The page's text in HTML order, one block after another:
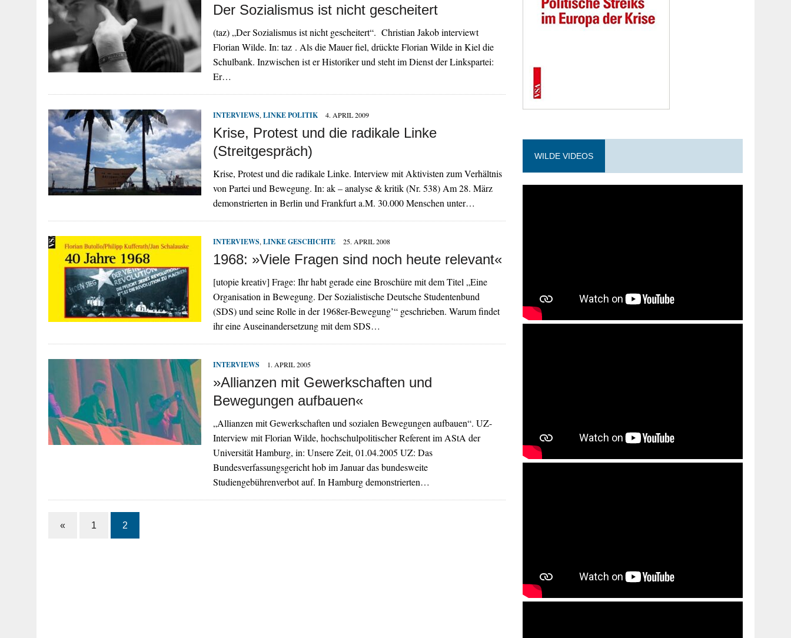
Der Sozialismus ist nicht gescheitert
(taz) „Der Sozialismus ist nicht gescheitert“. Christian Jakob interviewt
Florian Wilde. In: taz . Als die Mauer fiel, drückte Florian Wilde in Kiel die
Schulbank. Inzwischen ist er Historiker und steht im Dienst der Linkspartei:
Er…
INTERVIEWS, LINKE POLITIK 4. APRIL 2009
Krise, Protest und die radikale Linke
(Streitgespräch)
Krise, Protest und die radikale Linke. Interview mit Aktivisten zum Verhältnis
von Partei und Bewegung. In: ak – analyse & kritik (Nr. 538) Am 28. März
demonstrierten in Berlin und Frankfurt a.M. 30.000 Menschen unter…
INTERVIEWS, LINKE GESCHICHTE 25. APRIL 2008
1968: »Viele Fragen sind noch heute relevant«
[utopie kreativ] Frage: Ihr habt gerade eine Broschüre mit dem Titel „Eine
Organisation in Bewegung. Der Sozialistische Deutsche Studentenbund
(SDS) und seine Rolle in der 1968er-Bewegung’“ geschrieben. Warum findet
ihr eine Auseinandersetzung mit dem SDS…
INTERVIEWS 1. APRIL 2005
»Allianzen mit Gewerkschaften und
Bewegungen aufbauen«
„Allianzen mit Gewerkschaften und sozialen Bewegungen aufbauen“. UZ-
Interview mit Florian Wilde, hochschulpolitischer Referent im AStA der
Universität Hamburg, in: Unsere Zeit, 01.04.2005 UZ: Das
Bundesverfassungsgericht hob im Januar das bundesweite
Studiengebührenverbot auf. In Hamburg demonstrierten…
« 1 2
WILDE VIDEOS